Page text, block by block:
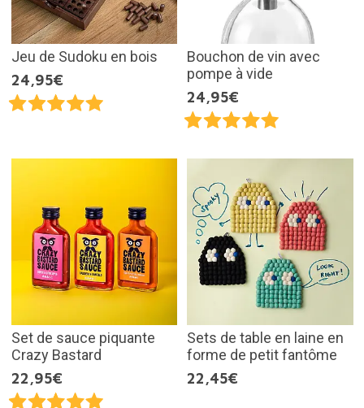
Jeu de Sudoku en bois
24,95€
Bouchon de vin avec
pompe à vide
24,95€
Set de sauce piquante
Crazy Bastard
22,95€
Sets de table en laine en
forme de petit fantôme
22,45€